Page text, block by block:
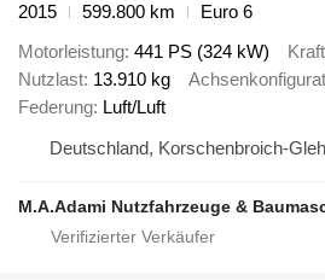
2015
599.800 km
Euro 6
Motorleistung 441 PS (324 kW)
Nutzlast 13.910 kg
Federung Luft/Luft
Deutschland, Korschenbroich-
M.A.Adami Nutzfahrzeuge &